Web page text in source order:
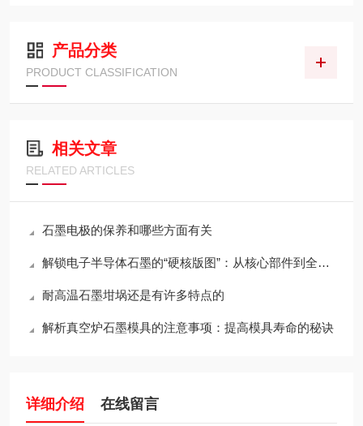
产品分类
PRODUCT CLASSIFICATION
相关文章
RELATED ARTICLES
石墨电极的保养和哪些方面有关
解锁电子半导体石墨的“硬核版图”：从核心部件到全场景应用全解析
耐高温石墨坩埚还是有许多特点的
解析真空炉石墨模具的注意事项：提高模具寿命的秘诀
详细介绍 在线留言